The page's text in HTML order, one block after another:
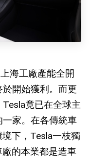
海工廠產能全開
開始獲利。而更
Tesla竟已在全球主
家。在各傳統車
下， Tesla一枝獨
的本業都是造車